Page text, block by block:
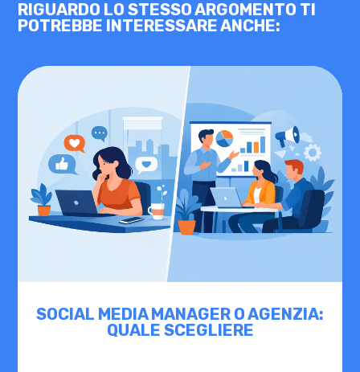
RIGUARDO LO STESSO ARGOMENTO TI
POTREBBE INTERESSARE ANCHE:
SOCIAL MEDIA MANAGER O AGENZIA:
QUALE SCEGLIERE